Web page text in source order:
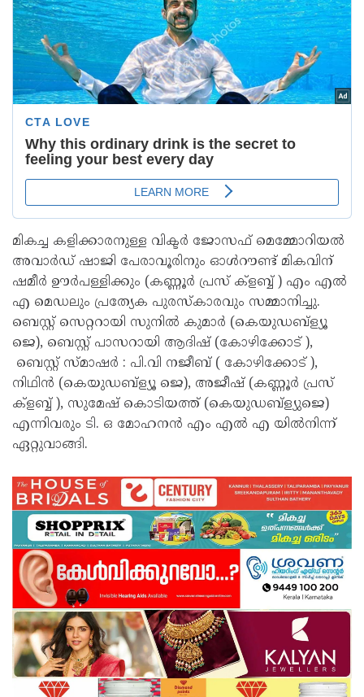
മികച്ച കളിക്കാരനുള്ള വിക്ടർ ജോസഫ് മെമ്മോറിയൽ
അവാർഡ് ഷാജി പേരാവൂരിനും ഓൾറൗണ്ട് മികവിന്
ഷമീർ ഊർപള്ളിക്കും (കണ്ണൂർ പ്രസ് ക്ളബ്ബ് ) എം എൽ
എ മെഡലും പ്രത്യേക പുരസ്‌കാരവും സമ്മാനിച്ചു.
ബെസ്റ്റ് സെറ്ററായി സുനിൽ കുമാർ (കെയുഡബ്ള്യൂ
ജെ), ബെസ്റ്റ് പാസറായി ആദിഷ് (കോഴിക്കോട് ),
ബെസ്റ്റ് സ്മാഷർ : പി.വി നജീബ് ( കോഴിക്കോട് ),
നിഥിൻ (കെയുഡബ്ള്യൂ ജെ), അജീഷ് (കണ്ണൂർ പ്രസ്
ക്ളബ്ബ് ), സുമേഷ് കൊടിയത്ത് (കെയുഡബ്ള്യുജെ)
എന്നിവരും ടി. ഒ മോഹനൻ എം എൽ എ യിൽനിന്ന്
ഏറ്റുവാങ്ങി.